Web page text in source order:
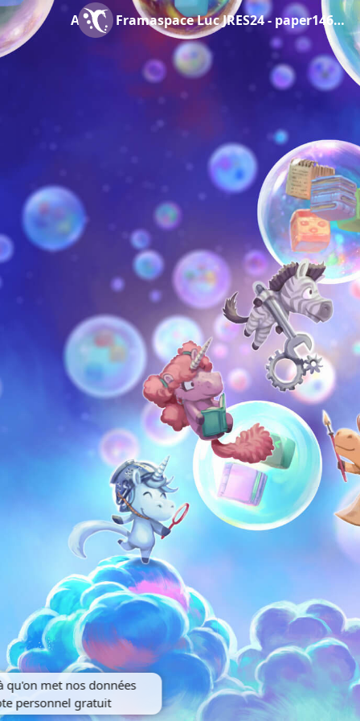
Article Framaspace Luc JRES24 - paper146_article_rev1667_20241031_153401-4.pdf
qu'on met nos données
personnel gratuit